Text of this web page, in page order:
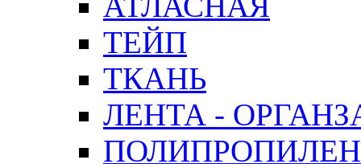
ТЕЙП
ТКАНЬ
ЛЕНТА -